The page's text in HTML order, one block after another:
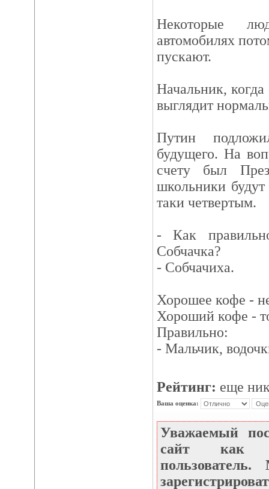
Некоторые
автомобилях
пускают.
Начальник,
выглядит
Путин
будущего. На
счету был
школьники
таки четвертым.
- Как
Собчачка?
- Собчачиха.
Хорошее кофе -
Хороший кофе -
Правильно:
- Мальчик,
Рейтинг: еще
Ваша оценка:
Уважаемый
сайт как